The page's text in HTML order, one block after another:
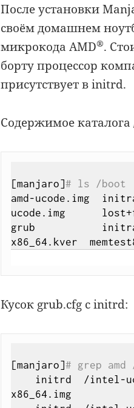
После установки
своём домашнем
микрокода AMD®.
борту процессор
присутствует в initrd.
Содержимое каталога
[manjaro]# ls /boot
amd-ucode.img
ucode.img
grub
Кусок grub.cfg с initrd:
[manjaro]# grep
initrd  /
x86_64.img